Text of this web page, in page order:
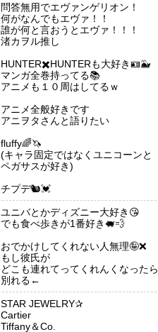
問答無用でエヴァンゲリオン！
何がなんでもエヴァ！！
誰が何と言おうとエヴァ！！！
渚カヲル推し
HUNTER✖️HUNTERも大好き🪪🐳
マンガ全巻持ってる📚
アニメも１０周はしてるｗ
アニメ全般好きです
アニヲタさんと語りたい
fluffy🌈🦄
(キャラ固定ではなくユニコーンと
ペガサスが好き)
チプデ🐿💓
ユニバとかディズニー大好き😘
でも食べ歩きが1番好き🐖💨
おでかけしてくれない人無理🤪❌
もし彼氏が
どこも連れてってくれんくなったら
別れる←
STAR JEWELRY✰
Cartier
Tiffany＆Co.